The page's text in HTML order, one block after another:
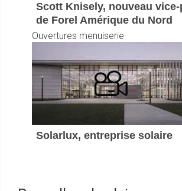
Scott Knisely, nouveau
de Forel Amérique du Nord
Ouvertures menuiserie
Solarlux, entreprise solaire